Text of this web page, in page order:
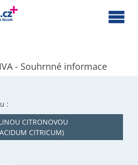
- Souhrnné informace
:
CITRONOVOU
CITRICUM)